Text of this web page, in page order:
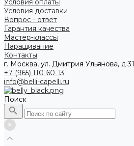
Условия оплаты
Условия доставки
Вопрос - ответ
Гарантия качества
Мастер-классы
Наращивание
Контакты
г. Москва, ул. Дмитрия Ульянова, д.31
+7 (965) 110-60-13
info@belli-capelli.ru
Поиск